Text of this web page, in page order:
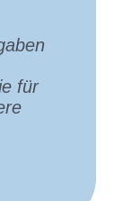
für
und
DG